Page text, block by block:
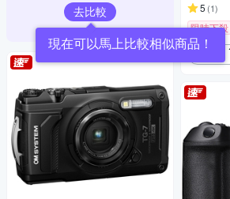
去比較
5 (1)
限時下殺